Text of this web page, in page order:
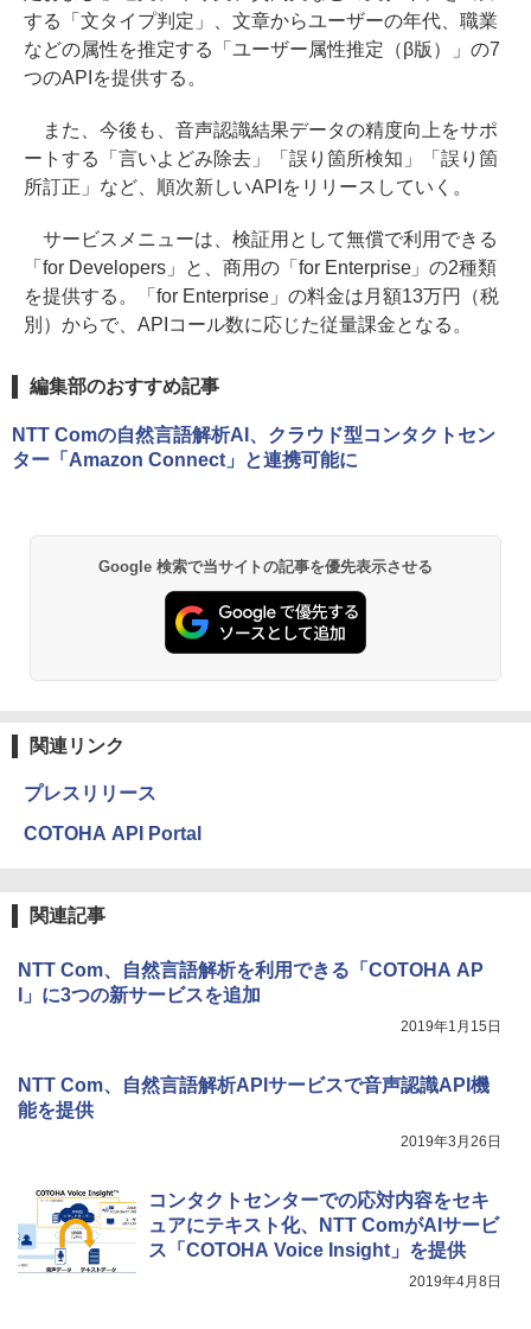
する「文タイプ判定」、文章からユーザーの年代、職業
などの属性を推定する「ユーザー属性推定（β版）」の7
つのAPIを提供する。
また、今後も、音声認識結果データの精度向上をサポ
ートする「言いよどみ除去」「誤り箇所検知」「誤り箇
所訂正」など、順次新しいAPIをリリースしていく。
サービスメニューは、検証用として無償で利用できる
「for Developers」と、商用の「for Enterprise」の2種類
を提供する。「for Enterprise」の料金は月額13万円（税
別）からで、APIコール数に応じた従量課金となる。
編集部のおすすめ記事
NTT Comの自然言語解析AI、クラウド型コンタクトセン
ター「Amazon Connect」と連携可能に
Google 検索で当サイトの記事を優先表示させる
関連リンク
プレスリリース
COTOHA API Portal
関連記事
NTT Com、自然言語解析を利用できる「COTOHA AP
I」に3つの新サービスを追加
2019年1月15日
NTT Com、自然言語解析APIサービスで音声認識API機
能を提供
2019年3月26日
コンタクトセンターでの応対内容をセキ
ュアにテキスト化、NTT ComがAIサービ
ス「COTOHA Voice Insight」を提供
2019年4月8日